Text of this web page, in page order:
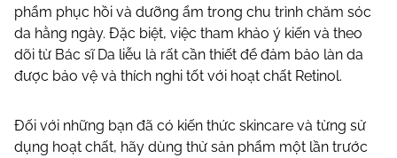
phẩm phục hồi và dưỡng ẩm trong chu trình chăm sóc
da hằng ngày. Đặc biệt, việc tham khảo ý kiến và theo
dõi từ Bác sĩ Da liễu là rất cần thiết để đảm bảo làn da
được bảo vệ và thích nghi tốt với hoạt chất Retinol.
Đối với những bạn đã có kiến thức skincare và từng sử
dụng hoạt chất, hãy dùng thử sản phẩm một lần trước